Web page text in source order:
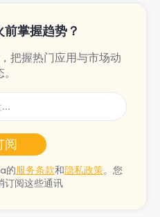
掌握趋势？
把握热门应用与市场动
阅
的服务条款和隐私政策。您
订阅这些通讯